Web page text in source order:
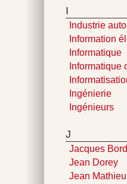
I
Industrie
Information
Informatique
Informatique
Ingénierie
Ingénieurs
J
Jacques
Jean Dorey
Jean Mathieu